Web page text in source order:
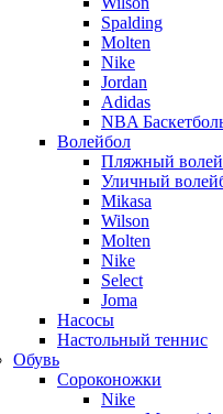
Spalding
Molten
Nike
Jordan
Adidas
NBA
Волейбол
Пляжный
Уличный
Mikasa
Wilson
Molten
Nike
Select
Joma
Насосы
Настольный теннис
Обувь
Сороконожки
Nike